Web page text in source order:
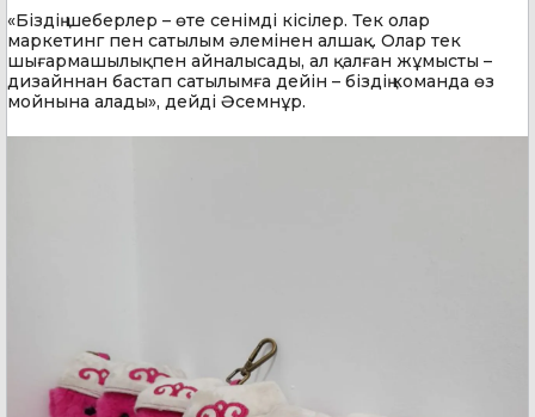
«Біздің шеберлер – өте сенімді кісілер. Тек олар
маркетинг пен сатылым әлемінен алшақ. Олар тек
шығармашылықпен айналысады, ал қалған жұмысты –
дизайннан бастап сатылымға дейін – біздің команда өз
мойнына алады», дейді Әсемнұр.